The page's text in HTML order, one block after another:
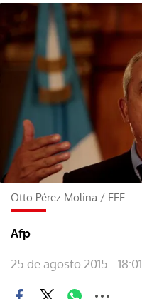
Otto Pérez Molina / EFE
Afp
25 de agosto 2015 - 18:01